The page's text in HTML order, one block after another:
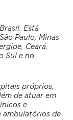
Está
Paulo, Minas
Ceará,
Sul e no
próprios,
de atuar em
e
ambulatórios de